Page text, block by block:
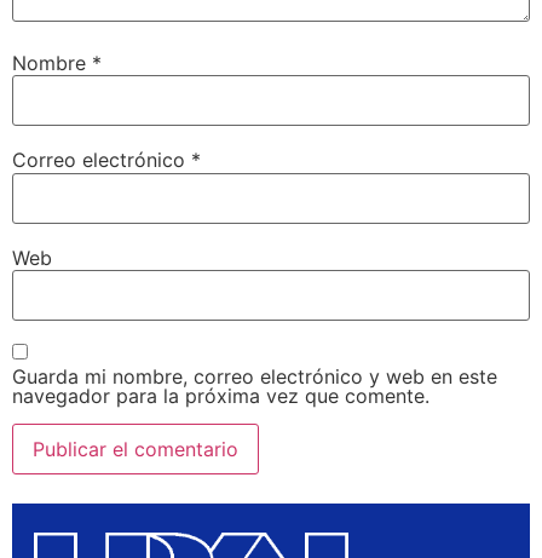
Nombre *
Correo electrónico *
Web
Guarda mi nombre, correo electrónico y web en este
navegador para la próxima vez que comente.